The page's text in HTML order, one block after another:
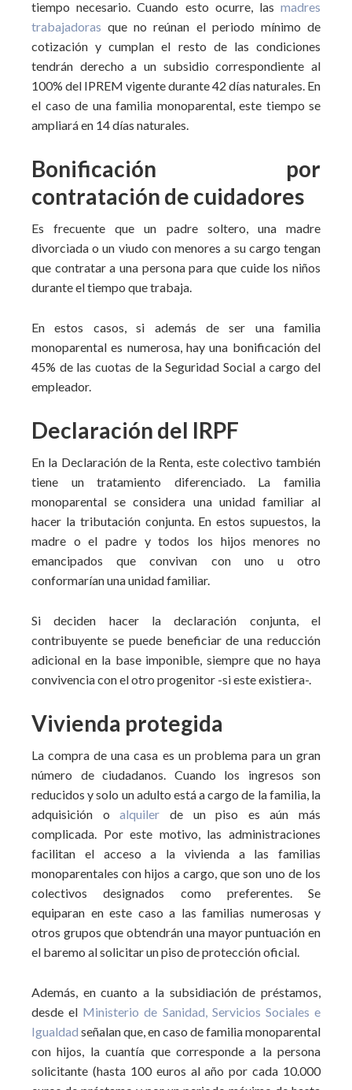
tiempo necesario. Cuando esto ocurre, las madres
trabajadoras que no reúnan el periodo mínimo de
cotización y cumplan el resto de las condiciones
tendrán derecho a un subsidio correspondiente al
100% del IPREM vigente durante 42 días naturales. En
el caso de una familia monoparental, este tiempo se
ampliará en 14 días naturales.
Bonificación por
contratación de cuidadores
Es frecuente que un padre soltero, una madre
divorciada o un viudo con menores a su cargo tengan
que contratar a una persona para que cuide los niños
durante el tiempo que trabaja.
En estos casos, si además de ser una familia
monoparental es numerosa, hay una bonificación del
45% de las cuotas de la Seguridad Social a cargo del
empleador.
Declaración del IRPF
En la Declaración de la Renta, este colectivo también
tiene un tratamiento diferenciado. La familia
monoparental se considera una unidad familiar al
hacer la tributación conjunta. En estos supuestos, la
madre o el padre y todos los hijos menores no
emancipados que convivan con uno u otro
conformarían una unidad familiar.
Si deciden hacer la declaración conjunta, el
contribuyente se puede beneficiar de una reducción
adicional en la base imponible, siempre que no haya
convivencia con el otro progenitor -si este existiera-.
Vivienda protegida
La compra de una casa es un problema para un gran
número de ciudadanos. Cuando los ingresos son
reducidos y solo un adulto está a cargo de la familia, la
adquisición oalquiler de un piso es aún más
complicada. Por este motivo, las administraciones
facilitan el acceso a la vivienda a las familias
monoparentales con hijos a cargo, que son uno de los
colectivos designados como preferentes. Se
equiparan en este caso a las familias numerosas y
otros grupos que obtendrán una mayor puntuación en
el baremo al solicitar un piso de protección oficial.
Además, en cuanto a la subsidiación de préstamos,
desde el Ministerio de Sanidad, Servicios Sociales e
Igualdad señalan que, en caso de familia monoparental
con hijos, la cuantía que corresponde a la persona
solicitante (hasta 100 euros al año por cada 10.000